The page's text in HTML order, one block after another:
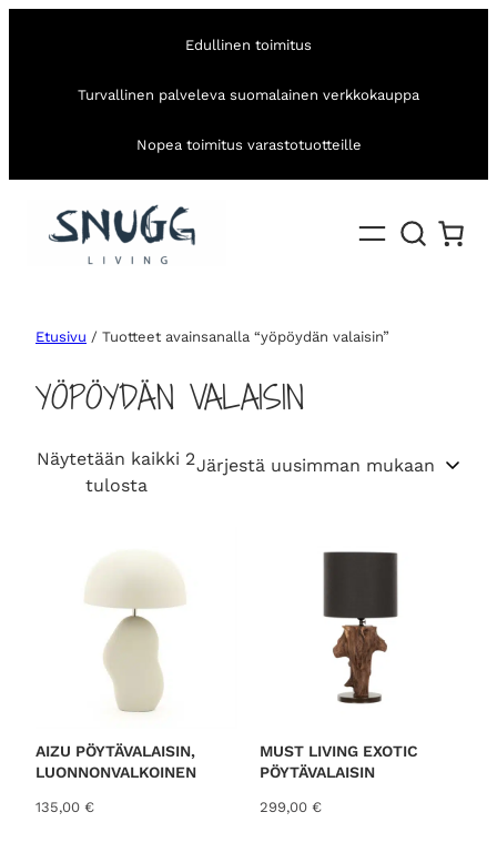
Edullinen toimitus
Turvallinen palveleva suomalainen verkkokauppa
Nopea toimitus varastotuotteille
Etusivu / Tuotteet avainsanalla “yöpöydän valaisin”
YÖPÖYDÄN VALAISIN
Näytetään kaikki 2
tulostaS
d
t
e
AIZU PÖYTÄVALAISIN,
LUONNONVALKOINEN
135,00 €
MUST LIVING EXOTIC
PÖYTÄVALAISIN
299,00 €